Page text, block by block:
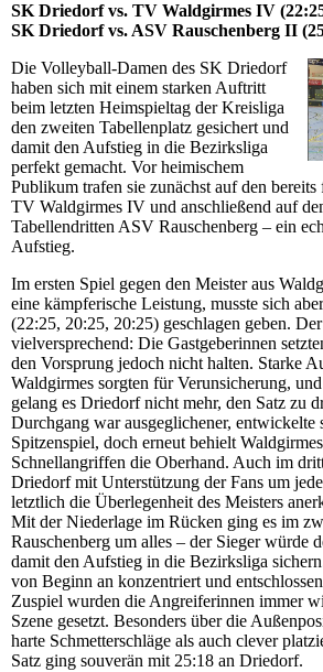
SK Driedorf vs. TV Waldgirmes IV
SK Driedorf vs. ASV Rauschenberg II
Die Volleyball-Damen des SK Driedorf
haben sich mit einem starken Auftritt
beim letzten Heimspieltag der Kreisliga
den zweiten Tabellenplatz gesichert und
damit den Aufstieg in die Bezirksliga
perfekt gemacht. Vor heimischem
Publikum trafen sie zunächst auf den bereits
TV Waldgirmes IV und anschließend auf
Tabellendritten ASV Rauschenberg – ein
Aufstieg.
Im ersten Spiel gegen den Meister aus
eine kämpferische Leistung, musste sich
(22:25, 20:25, 20:25) geschlagen geben.
vielversprechend: Die Gastgeberinnen
den Vorsprung jedoch nicht halten. Starke
Waldgirmes sorgten für Verunsicherung,
gelang es Driedorf nicht mehr, den Satz zu
Durchgang war ausgeglichener, entwickelte
Spitzenspiel, doch erneut behielt
Schnellangriffen die Oberhand. Auch im
Driedorf mit Unterstützung der Fans um
letztlich die Überlegenheit des Meisters
Mit der Niederlage im Rücken ging es im
Rauschenberg um alles – der Sieger würde
damit den Aufstieg in die Bezirksliga
von Beginn an konzentriert und
Zuspiel wurden die Angreiferinnen immer
Szene gesetzt. Besonders über die
harte Schmetterschläge als auch clever
Satz ging souverän mit 25:18 an Driedorf.